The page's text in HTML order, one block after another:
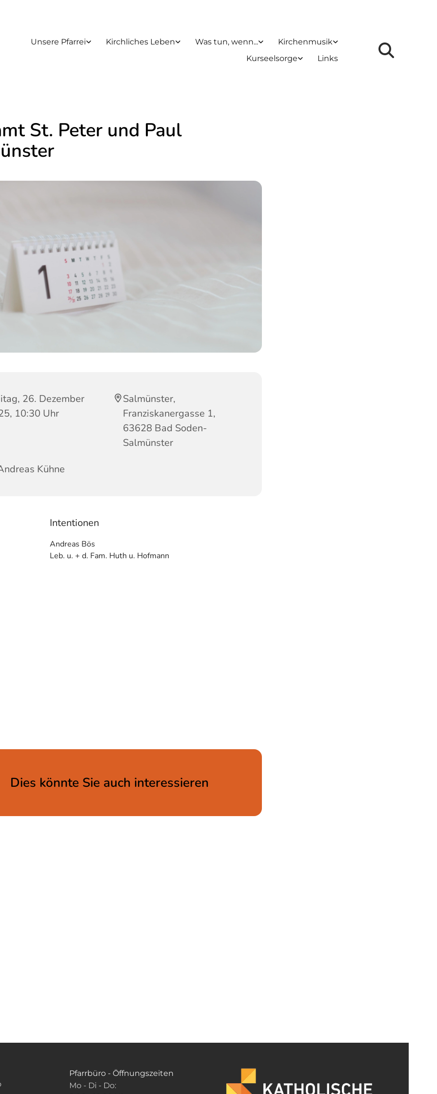
Unsere Pfarrei Kirchliches Leben Was tun, wenn...
Kirchenmusik
Kurseelsorge
Links
St. Peter und Paul
26. Dezember
10:30 Uhr
Salmünster,
Franziskanergasse 1,
63628 Bad Soden-
Salmünster
Kühne
Intentionen
Andreas Bös
Leb. u. + d. Fam. Huth u. Hofmann
Dies könnte Sie auch interessieren
Pfarrbüro - Öffnungszeiten
Mo - Di - Do: